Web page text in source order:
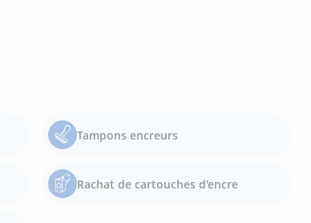
Tampons encreurs
Rachat de cartouches d'encre